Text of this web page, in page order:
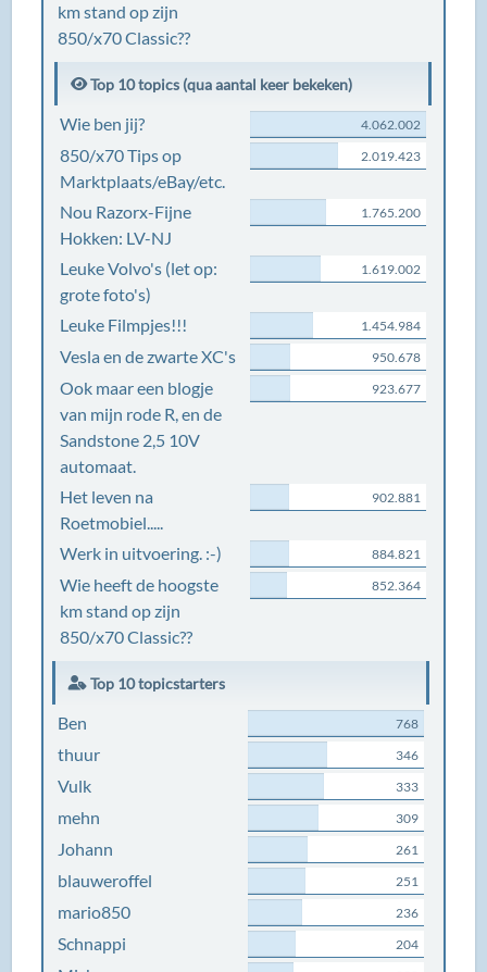
km stand op zijn
850/x70 Classic??
Top 10 topics (qua aantal keer bekeken)
Wie ben jij? 4.062.002
850/x70 Tips op
Marktplaats/eBay/etc.
2.019.423
Nou Razorx-Fijne
Hokken: LV-NJ
1.765.200
Leuke Volvo's (let op:
grote foto's)
1.619.002
Leuke Filmpjes!!! 1.454.984
Vesla en de zwarte XC's 950.678
Ook maar een blogje
van mijn rode R, en de
Sandstone 2,5 10V
automaat.
923.677
Het leven na
Roetmobiel.....
902.881
Werk in uitvoering. :-) 884.821
Wie heeft de hoogste
km stand op zijn
850/x70 Classic??
852.364
Top 10 topicstarters
Ben 768
thuur 346
Vulk 333
mehn 309
Johann 261
blauweroffel 251
mario850 236
Schnappi 204